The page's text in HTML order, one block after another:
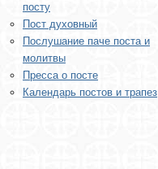
посту
Пост духовный
Послушание паче поста и
молитвы
Пресса о посте
Календарь постов и трапез